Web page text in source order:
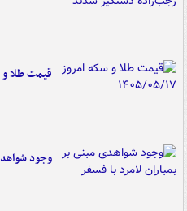
قیمت طلا و سکه
وجود